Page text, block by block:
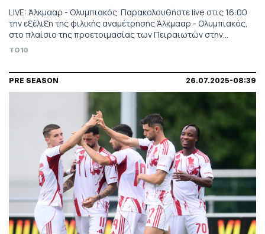
LIVE: Άλκμααρ - Ολυμπιακός. Παρακολουθήστε live στις 16:00
την εξέλιξη της φιλικής αναμέτρησης Άλκμααρ - Ολυμπιακός,
στο πλαίσιο της προετοιμασίας των Πειραιωτών στην
Ολλανδία. Τηλεοπτικά από Cosmote Sport 1.
TO10
PRE SEASON 26.07.2025-08:39